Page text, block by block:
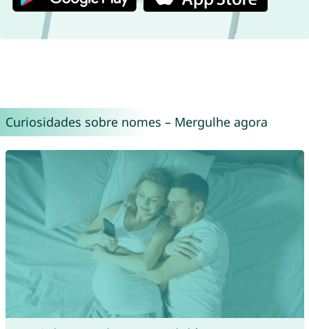
Curiosidades sobre nomes – Mergulhe agora